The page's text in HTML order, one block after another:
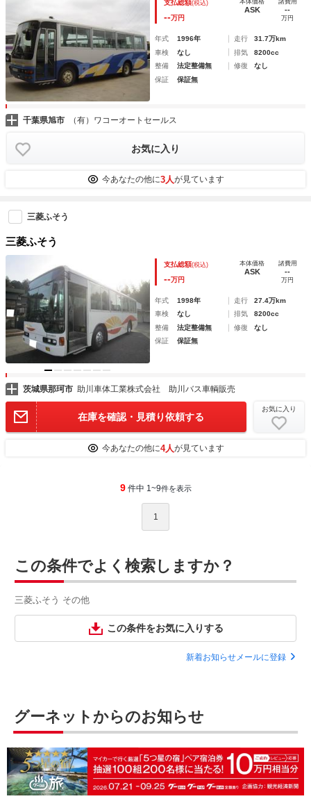
支払総額(税込)
--万円
本体価格
ASK
諸費用
--
万円
年式 1996年 走行
31.7万km
車検
なし 排気
8200cc
整備
法定整備無 修復
なし
保証
保証無
千葉県旭市 （有）ワコーオートセールス
お気に入り
今あなたの他に3人が見ています
三菱ふそう
三菱ふそう
支払総額(税込)
--万円
本体価格
ASK
諸費用
--
万円
年式 1998年 走行
27.4万km
車検
なし 排気
8200cc
整備
法定整備無 修復
なし
保証
保証無
茨城県那珂市 助川車体工業株式会社 助川バス車輌販売
在庫を確認・見積り依頼する
お気に入り
今あなたの他に4人が見ています
9 件中 1~9件を表示
1
この条件でよく検索しますか？
三菱ふそう その他
この条件をお気に入りする
新着お知らせメールに登録
グーネットからのお知らせ